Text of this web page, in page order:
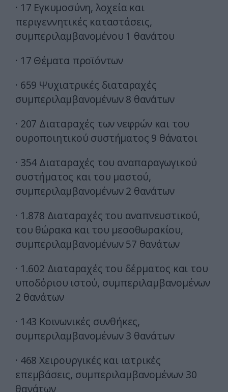
· 17 Εγκυμοσύνη, λοχεία και
περιγεννητικές καταστάσεις,
συμπεριλαμβανομένου 1 θανάτου
· 17 Θέματα προϊόντων
· 659 Ψυχιατρικές διαταραχές
συμπεριλαμβανομένων 8 θανάτων
· 207 Διαταραχές των νεφρών και του
ουροποιητικού συστήματος 9 θάνατοι
· 354 Διαταραχές του αναπαραγωγικού
συστήματος και του μαστού,
συμπεριλαμβανομένων 2 θανάτων
· 1.878 Διαταραχές του αναπνευστικού,
του θώρακα και του μεσοθωρακίου,
συμπεριλαμβανομένων 57 θανάτων
· 1.602 Διαταραχές του δέρματος και του
υποδόριου ιστού, συμπεριλαμβανομένων
2 θανάτων
· 143 Κοινωνικές συνθήκες,
συμπεριλαμβανομένων 3 θανάτων
· 468 Χειρουργικές και ιατρικές
επεμβάσεις, συμπεριλαμβανομένων 30
θανάτων